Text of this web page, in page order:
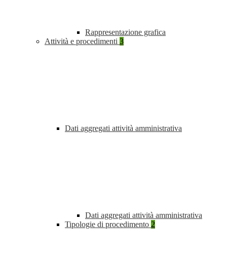
Rappresentazione grafica
Attività e procedimenti 3
Dati aggregati attività amministrativa
Dati aggregati attività amministrativa
Tipologie di procedimento 2